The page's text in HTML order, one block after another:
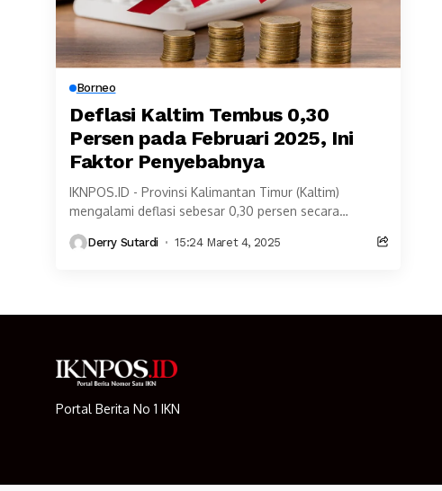
Borneo
Deflasi Kaltim Tembus 0,30
Persen pada Februari 2025, Ini
Faktor Penyebabnya
IKNPOS.ID - Provinsi Kalimantan Timur (Kaltim)
mengalami deflasi sebesar 0,30 persen secara
Penurunan harga yang terjadi...
Derry Sutardi 15:24 Maret 4, 2025
Portal Berita No 1 IKN